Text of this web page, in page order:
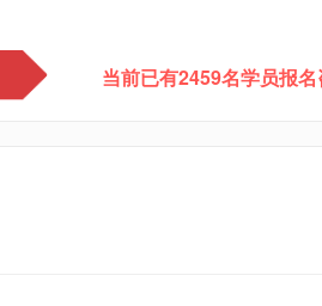
当前已有2459名学员报